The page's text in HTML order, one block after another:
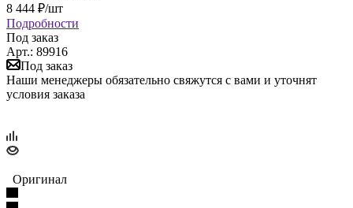
8 444 ₽/шт
Подробности
Под заказ
Арт.: 89916
Под заказ
Наши менеджеры обязательно свяжутся с вами и уточнят
условия заказа
Оригинал